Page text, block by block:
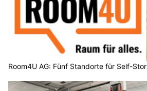
Room4U AG: Fünf Standorte für Self-